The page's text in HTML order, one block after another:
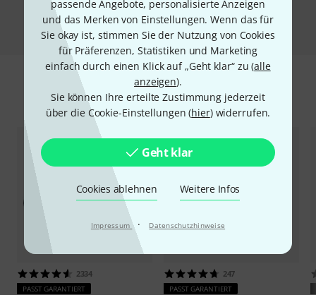
passende Angebote, personalisierte Anzeigen
und das Merken von Einstellungen. Wenn das für
Sie okay ist, stimmen Sie der Nutzung von Cookies
für Präferenzen, Statistiken und Marketing
einfach durch einen Klick auf „Geht klar“ zu (alle
anzeigen).
Sie können Ihre erteilte Zustimmung jederzeit
über die Cookie-Einstellungen (hier) widerrufen.
Geht klar
Cookies ablehnen Weitere Infos
Impressum · Datenschutzhinweise
Vergleichen
Zubehör & passende Artikel
2334
PASST GARANTIERT
247
PASST GARANTIERT